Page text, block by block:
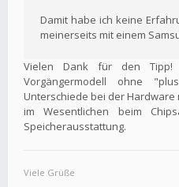
Damit habe ich keine
meinerseits mit einem
Vielen Dank für den
Vorgängermodell ohne
Unterschiede bei der Hardware
im Wesentlichen beim
Speicherausstattung.
Viele Grüße